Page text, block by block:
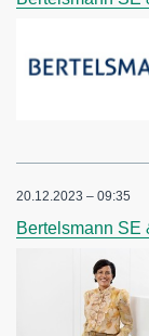
20.12.2023 – 09:35
Bertelsmann SE